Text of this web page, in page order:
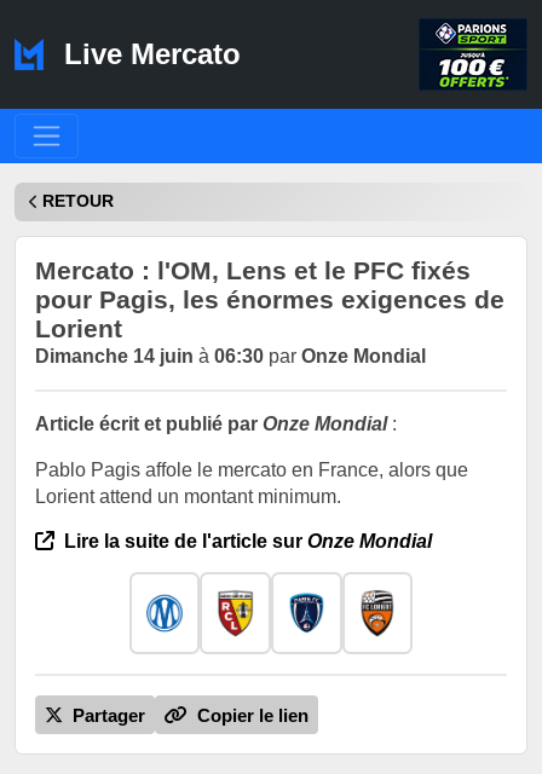
Live Mercato
RETOUR
Mercato : l'OM, Lens et le PFC fixés
pour Pagis, les énormes exigences de
Lorient
Dimanche 14 juin à 06:30 par Onze Mondial
Article écrit et publié par Onze Mondial:
Pablo Pagis affole le mercato en France, alors que
Lorient attend un montant minimum.
Lire la suite de l'article sur Onze Mondial
Partager Copier le lien